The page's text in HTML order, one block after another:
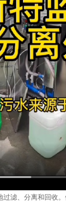
、分离和回收。